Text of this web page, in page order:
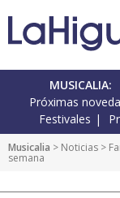
MUSICALIA:
Próximas
Festivales
Musicalia > Noticias >
semana